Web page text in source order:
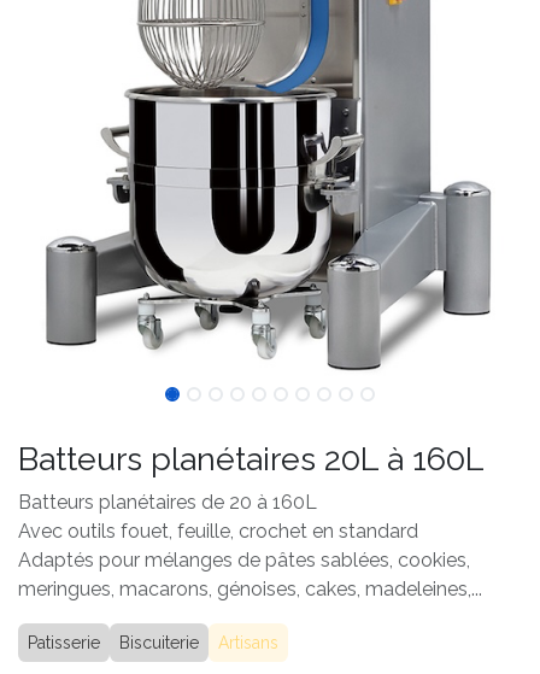
Batteurs planétaires 20L à 160L
Batteurs planétaires de 20 à 160L
Avec outils fouet, feuille, crochet en standard
Adaptés pour mélanges de pâtes sablées, cookies,
meringues, macarons, génoises, cakes, madeleines,...
Patisserie Biscuiterie Artisans